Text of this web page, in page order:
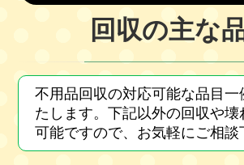
回収の主な
不用品回収の対応可能な品目一
たします。下記以外の回収や壊
可能ですので、お気軽にご相談